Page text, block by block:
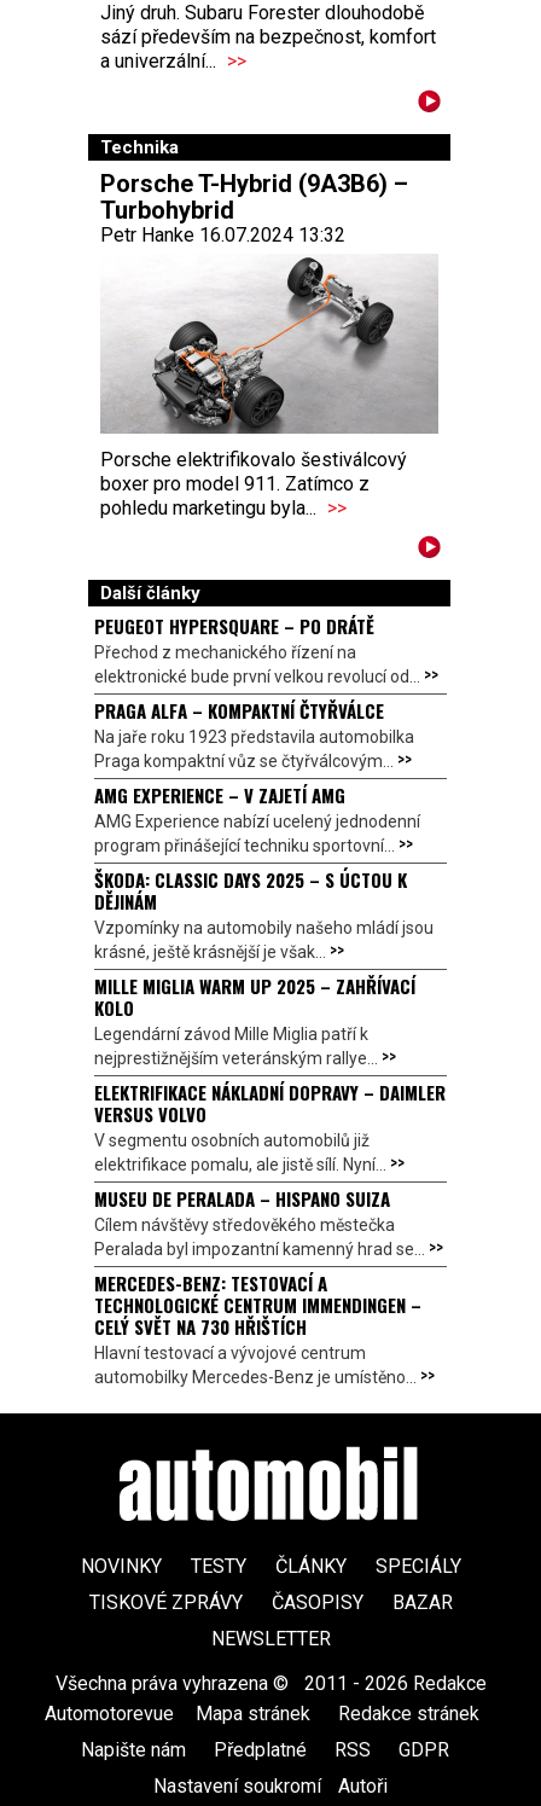
Jiný druh. Subaru Forester dlouhodobě
sází především na bezpečnost, komfort
a univerzální... >>
Technika
Porsche T-Hybrid (9A3B6) –
Turbohybrid
Petr Hanke 16.07.2024 13:32
Porsche elektrifikovalo šestiválcový
boxer pro model 911. Zatímco z
pohledu marketingu byla... >>
Další články
PEUGEOT HYPERSQUARE – PO DRÁTĚ
Přechod z mechanického řízení na
elektronické bude první velkou revolucí od... >>
PRAGA ALFA – KOMPAKTNÍ ČTYŘVÁLCE
Na jaře roku 1923 představila automobilka
Praga kompaktní vůz se čtyřválcovým... >>
AMG EXPERIENCE – V ZAJETÍ AMG
AMG Experience nabízí ucelený jednodenní
program přinášející techniku sportovní... >>
ŠKODA: CLASSIC DAYS 2025 – S ÚCTOU K
DĚJINÁM
Vzpomínky na automobily našeho mládí jsou
krásné, ještě krásnější je však... >>
MILLE MIGLIA WARM UP 2025 – ZAHŘÍVACÍ
KOLO
Legendární závod Mille Miglia patří k
nejprestižnějším veteránským rallye... >>
ELEKTRIFIKACE NÁKLADNÍ DOPRAVY – DAIMLER
VERSUS VOLVO
V segmentu osobních automobilů již
elektrifikace pomalu, ale jistě sílí. Nyní... >>
MUSEU DE PERALADA – HISPANO SUIZA
Cílem návštěvy středověkého městečka
Peralada byl impozantní kamenný hrad se... >>
MERCEDES-BENZ: TESTOVACÍ A
TECHNOLOGICKÉ CENTRUM IMMENDINGEN –
CELÝ SVĚT NA 730 HŘIŠTÍCH
Hlavní testovací a vývojové centrum
automobilky Mercedes-Benz je umístěno... >>
NOVINKY TESTY ČLÁNKY
SPECIÁLY
TISKOVÉ ZPRÁVY
ČASOPISY
BAZAR
NEWSLETTER
Všechna práva vyhrazena ©
2011 - 2026 Redakce
Automotorevue
Mapa stránek Redakce stránek
Napište nám
Předplatné RSS GDPR
Nastavení soukromí
Autoři